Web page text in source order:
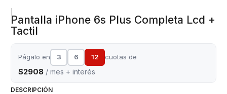
Pantalla iPhone 6s Plus Completa Lcd +
Tactil
Págalo en 3 6 12 cuotas de
$2908 / mes + interés
DESCRIPCIÓN